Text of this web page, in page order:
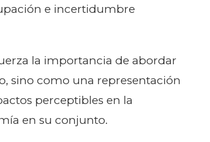
e incertidumbre
la importancia de abordar
sino como una representación
perceptibles en la
en su conjunto.